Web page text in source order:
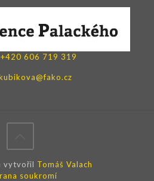
+420 606 719 319
vytvořil Tomáš Valach
soukromí